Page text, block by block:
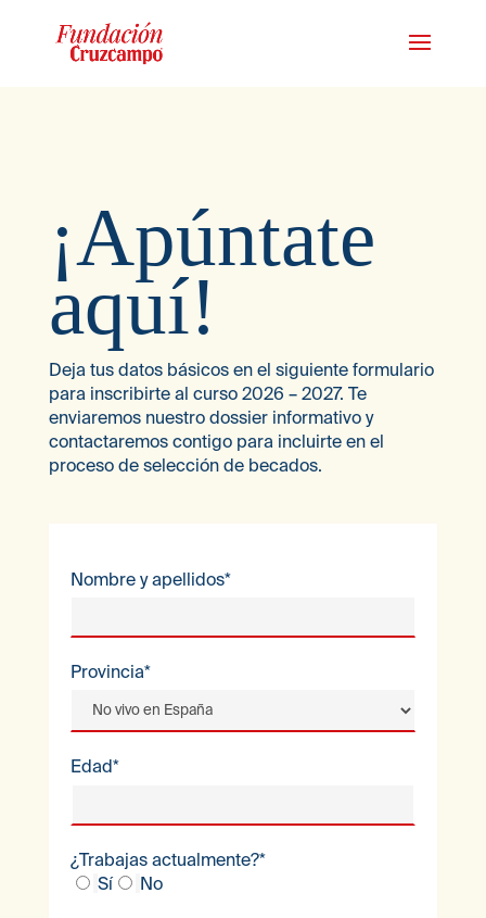
¡Apúntate
aquí!
Deja tus datos básicos en el siguiente formulario
para inscribirte al curso 2026 – 2027. Te
enviaremos nuestro dossier informativo y
contactaremos contigo para incluirte en el
proceso de selección de becados.
Nombre y apellidos*
Provincia*
Edad*
¿Trabajas actualmente?*
Sí
No